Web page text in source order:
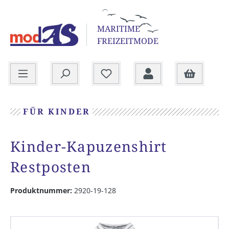
MARITIME
FREIZEITMODE
FÜR KINDER
Kinder-Kapuzenshirt
Restposten
Produktnummer: 2920-19-128
Bildergalerie überspringen